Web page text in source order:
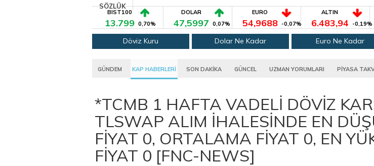
SÖZLÜK
BIST100
13.799 0,70%
DOLAR
47,5997 0,07%
EURO
54,9688 -0,07%
ALTIN
6.483,94 -0,19%
Döviz Kuru Dolar Ne Kadar Euro Ne Kadar
GÜNDEM KAP HABERLERİ SON DAKİKA GÜNCEL UZMAN YORUMLARI PİYASA
*TCMB 1 HAFTA VADELİ DÖVİZ
TLSWAP ALIM İHALESİNDE EN
FİYAT 0, ORTALAMA FİYAT 0, EN
FİYAT 0 [FNC-NEWS]